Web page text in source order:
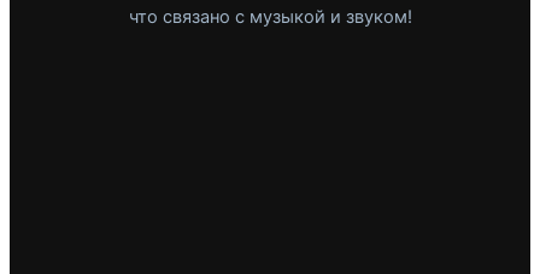
что связано с музыкой и звуком!